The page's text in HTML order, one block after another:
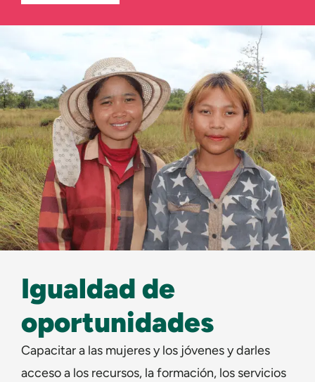
Igualdad de
oportunidades
Capacitar a las mujeres y los jóvenes y darles
acceso a los recursos, la formación, los servicios